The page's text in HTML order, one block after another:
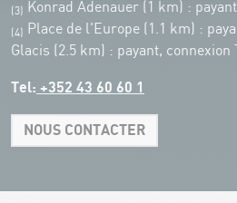
(3) Konrad Adenauer (1 km) :
(4)
Place de l'Europe (1.1 km) :
Glacis (2.5 km) : payant, connexion
Tel: +352 43 60 60 1
NOUS CONTACTER
+
Leaflet|Map tiles by Carto, under CC BY 3.0.